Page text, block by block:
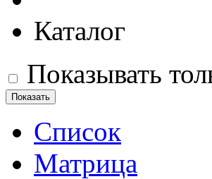
Каталог
Показывать
Список
Матрица